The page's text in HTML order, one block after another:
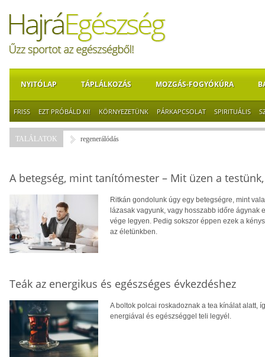
NYITÓLAP TÁPLÁLKOZÁS MOZGÁS-FOGYÓKÚRA
FRISS EZT PRÓBÁLD KI! KÖRNYEZETÜNK PÁRKAPCSOLAT SPIRITUÁLIS
TALÁLATOK regenerálódás
A betegség, mint tanítómester – Mit üzen a
Ritkán gondolunk úgy egy betegségre, mint
lázasak vagyunk, vagy hosszabb időre
vége legyen. Pedig sokszor éppen ezek a
az életünkben.
Teák az energikus és egészséges évkezdéshez
A boltok polcai roskadoznak a tea kínálat alatt,
energiával és egészséggel teli legyél.